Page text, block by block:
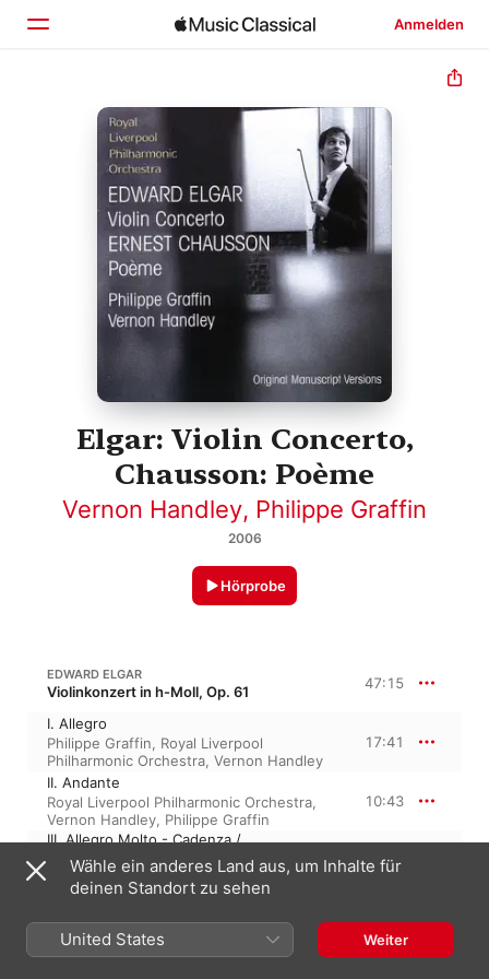
Anmelden
Startseite
Entdecken
Suchen
Elgar: Violin Concerto,
Chausson: Poème
Vernon Handley, Philippe Graffin
2006
Hörprobe
EDWARD ELGAR
Violinkonzert in h-Moll, Op. 61 47:15
I. Allegro
Philippe Graffin, Royal Liverpool
Philharmonic Orchestra, Vernon Handley
17:41
II. Andante
Royal Liverpool Philharmonic Orchestra,
Vernon Handley, Philippe Graffin
10:43
III. Allegro Molto - Cadenza /
Accompagnata: Lento - Allegro Molto /
Tempo 1
Royal Liverpool Philharmonic Orchestra
18:49
ERNEST CHAUSSON
Wähle ein anderes Land aus, um Inhalte für
deinen Standort zu sehen
United States Weiter